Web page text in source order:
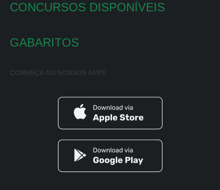
CONCURSOS DISPONÍVEIS
GABARITOS
CONHEÇA OS NOSSOS APPS